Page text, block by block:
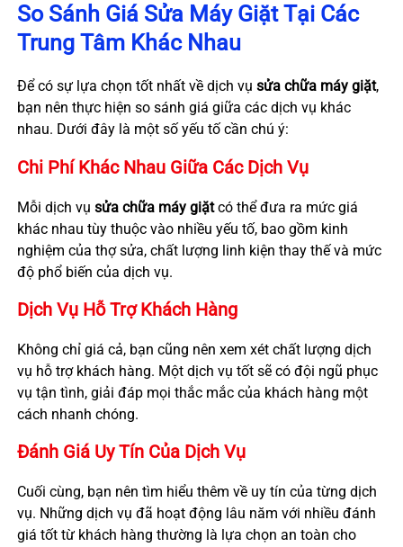
So Sánh Giá Sửa Máy Giặt Tại Các
Trung Tâm Khác Nhau
Để có sự lựa chọn tốt nhất về dịch vụ sửa chữa máy giặt,
bạn nên thực hiện so sánh giá giữa các dịch vụ khác
nhau. Dưới đây là một số yếu tố cần chú ý:
Chi Phí Khác Nhau Giữa Các Dịch Vụ
Mỗi dịch vụ sửa chữa máy giặtcó thể đưa ra mức giá
khác nhau tùy thuộc vào nhiều yếu tố, bao gồm kinh
nghiệm của thợ sửa, chất lượng linh kiện thay thế và mức
độ phổ biến của dịch vụ.
Dịch Vụ Hỗ Trợ Khách Hàng
Không chỉ giá cả, bạn cũng nên xem xét chất lượng dịch
vụ hỗ trợ khách hàng. Một dịch vụ tốt sẽ có đội ngũ phục
vụ tận tình, giải đáp mọi thắc mắc của khách hàng một
cách nhanh chóng.
Đánh Giá Uy Tín Của Dịch Vụ
Cuối cùng, bạn nên tìm hiểu thêm về uy tín của từng dịch
vụ. Những dịch vụ đã hoạt động lâu năm với nhiều đánh
giá tốt từ khách hàng thường là lựa chọn an toàn cho